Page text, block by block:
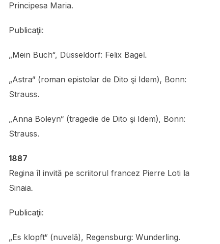
Principesa Maria.
Publicaţii:
„Mein Buch“, Düsseldorf: Felix Bagel.
„Astra“ (roman epistolar de Dito şi Idem), Bonn:
Strauss.
„Anna Boleyn“ (tragedie de Dito şi Idem), Bonn:
Strauss.
1887
Regina îl invită pe scriitorul francez Pierre Loti la
Sinaia.
Publicaţii:
„Es klopft“ (nuvelă), Regensburg: Wunderling.